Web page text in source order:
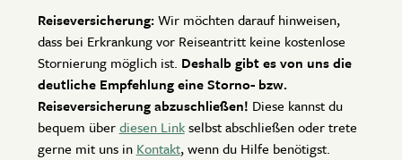
Reiseversicherung:Wir möchten darauf hinweisen,
dass bei Erkrankung vor Reiseantritt keine kostenlose
Stornierung möglich ist. Deshalb gibt es von uns die
deutliche Empfehlung eine Storno- bzw.
Reiseversicherung abzuschließen! Diese kannst du
bequem überdiesen Linkselbst abschließen oder trete
gerne mit uns in Kontakt, wenn du Hilfe benötigst.